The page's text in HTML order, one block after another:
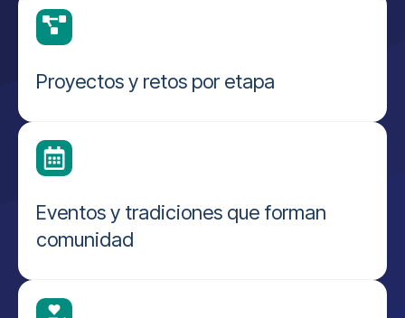
Proyectos y retos por etapa
Eventos y tradiciones que forman
comunidad